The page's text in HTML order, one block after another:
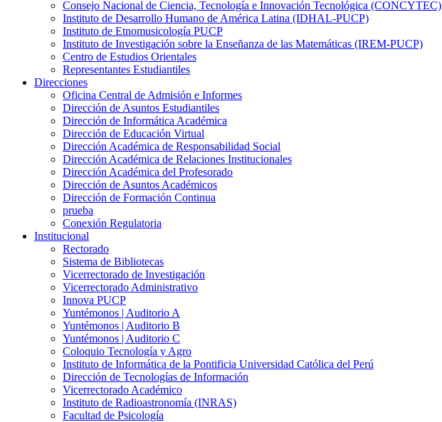
Consejo Nacional de Ciencia, Tecnología e Innovación Tecnológica (CONCYTEC)
Instituto de Desarrollo Humano de América Latina (IDHAL-PUCP)
Instituto de Etnomusicología PUCP
Instituto de Investigación sobre la Enseñanza de las Matemáticas (IREM-PUCP)
Centro de Estudios Orientales
Representantes Estudiantiles
Direcciones
Oficina Central de Admisión e Informes
Dirección de Asuntos Estudiantiles
Dirección de Informática Académica
Dirección de Educación Virtual
Dirección Académica de Responsabilidad Social
Dirección Académica de Relaciones Institucionales
Dirección Académica del Profesorado
Dirección de Asuntos Académicos
Dirección de Formación Continua
prueba
Conexión Regulatoria
Institucional
Rectorado
Sistema de Bibliotecas
Vicerrectorado de Investigación
Vicerrectorado Administrativo
Innova PUCP
Yuntémonos | Auditorio A
Yuntémonos | Auditorio B
Yuntémonos | Auditorio C
Coloquio Tecnología y Agro
Instituto de Informática de la Pontificia Universidad Católica del Perú
Dirección de Tecnologías de Información
Vicerrectorado Académico
Instituto de Radioastronomía (INRAS)
Facultad de Psicología